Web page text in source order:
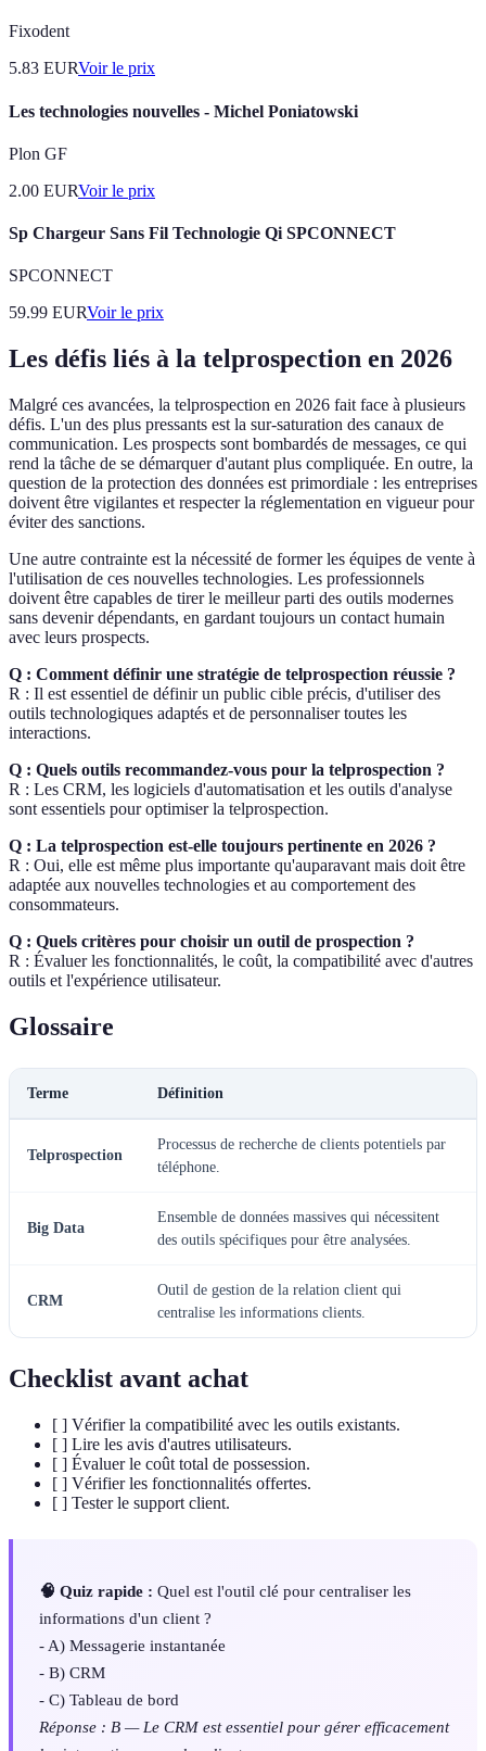
Fixodent
5.83 EURVoir le prix
Les technologies nouvelles - Michel Poniatowski
Plon GF
2.00 EURVoir le prix
Sp Chargeur Sans Fil Technologie Qi SPCONNECT
SPCONNECT
59.99 EURVoir le prix
Les défis liés à la telprospection en 2026
Malgré ces avancées, la telprospection en 2026 fait face à plusieurs
défis. L'un des plus pressants est la sur-saturation des canaux de
communication. Les prospects sont bombardés de messages, ce qui
rend la tâche de se démarquer d'autant plus compliquée. En outre, la
question de la protection des données est primordiale : les entreprises
doivent être vigilantes et respecter la réglementation en vigueur pour
éviter des sanctions.
Une autre contrainte est la nécessité de former les équipes de vente à
l'utilisation de ces nouvelles technologies. Les professionnels
doivent être capables de tirer le meilleur parti des outils modernes
sans devenir dépendants, en gardant toujours un contact humain
avec leurs prospects.
Q : Comment définir une stratégie de telprospection réussie ?
R : Il est essentiel de définir un public cible précis, d'utiliser des
outils technologiques adaptés et de personnaliser toutes les
interactions.
Q : Quels outils recommandez-vous pour la telprospection ?
R : Les CRM, les logiciels d'automatisation et les outils d'analyse
sont essentiels pour optimiser la telprospection.
Q : La telprospection est-elle toujours pertinente en 2026 ?
R : Oui, elle est même plus importante qu'auparavant mais doit être
adaptée aux nouvelles technologies et au comportement des
consommateurs.
Q : Quels critères pour choisir un outil de prospection ?
R : Évaluer les fonctionnalités, le coût, la compatibilité avec d'autres
outils et l'expérience utilisateur.
Glossaire
Terme Définition
Telprospection
Processus de recherche de clients potentiels par
téléphone.
Big Data
Ensemble de données massives qui nécessitent
des outils spécifiques pour être analysées.
CRM
Outil de gestion de la relation client qui
centralise les informations clients.
Checklist avant achat
[ ] Vérifier la compatibilité avec les outils existants.
[ ] Lire les avis d'autres utilisateurs.
[ ] Évaluer le coût total de possession.
[ ] Vérifier les fonctionnalités offertes.
[ ] Tester le support client.
🧠 Quiz rapide : Quel est l'outil clé pour centraliser les
informations d'un client ?
- A) Messagerie instantanée
- B) CRM
- C) Tableau de bord
Réponse : B — Le CRM est essentiel pour gérer efficacement